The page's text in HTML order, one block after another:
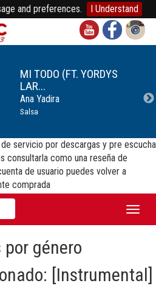
and preferences. I Understand
MI TODO (FT. YORDYS
LAR...
Ana Yadira
Salsa
servicio por descargas y pre escucha
consultarla como una reseña de
de usuario puedes volver a
comprada
género
[Instrumental]